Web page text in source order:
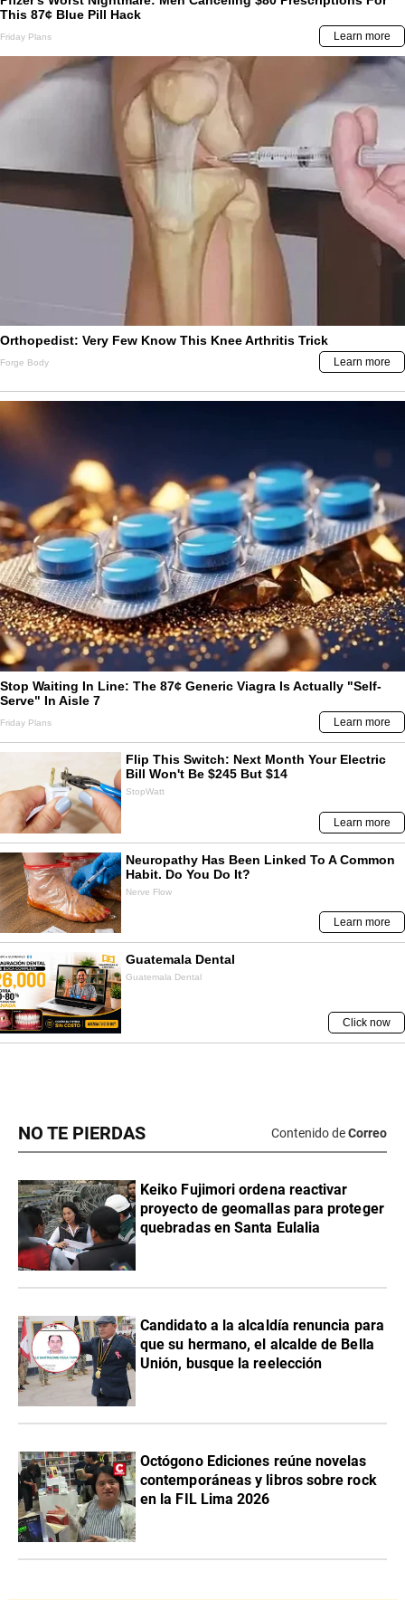
NO TE PIERDAS Contenido deCorreo
Keiko Fujimori ordena reactivar
proyecto de geomallas para proteger
quebradas en Santa Eulalia
Candidato a la alcaldía renuncia para
que su hermano, el alcalde de Bella
Unión, busque la reelección
Octógono Ediciones reúne novelas
contemporáneas y libros sobre rock
en la FIL Lima 2026